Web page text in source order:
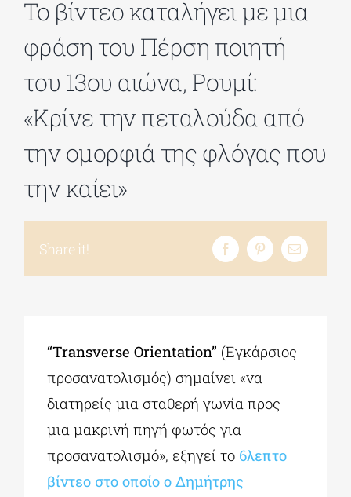
ΔΙΔΑΚΤΟΡΙΚΑ
ΠΟΛΙΤΙΣΤΙΚΟΙ ΦΟΡΕΙΣ
ΧΩΡΟΙ ΤΕΧΝΗΣ
ΔΗΜΟΙ
Το βίντεο καταλήγει με μια
φράση του Πέρση ποιητή
του 13ου αιώνα, Ρουμί:
«Κρίνε την πεταλούδα από
την ομορφιά της φλόγας που
την καίει»
Share it!
“Transverse Orientation” (Εγκάρσιος
προσανατολισμός) σημαίνει «να
διατηρείς μια σταθερή γωνία προς
μια μακρινή πηγή φωτός για
προσανατολισμό», εξηγεί το 6λεπτο
βίντεο στο οποίο ο Δημήτρης